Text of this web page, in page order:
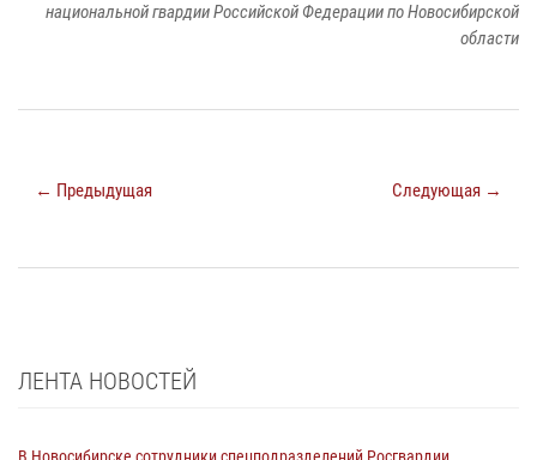
национальной гвардии Российской Федерации по Новосибирской
области
← Предыдущая Следующая →
ЛЕНТА НОВОСТЕЙ